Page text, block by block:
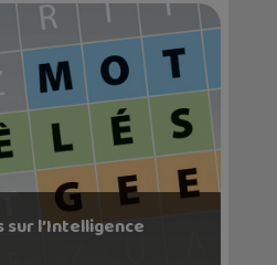
sur l’Intelligence